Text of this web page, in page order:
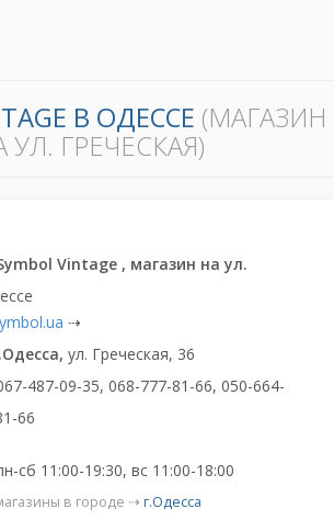
В ОДЕССЕ (МАГАЗИН
УЛ. ГРЕЧЕСКАЯ)
Vintage , магазин на ул.
⇢
ул. Греческая, 36
487-09-35, 068-777-81-66, 050-664-
66
сб 11:00-19:30, вс 11:00-18:00
в городе ⇢ г.Одесса